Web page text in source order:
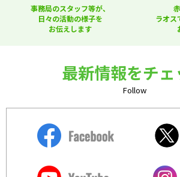
事務局のスタッフ等が、
日々の活動の様子を
お伝えします
ラオス
最新情報をチェ
Follow